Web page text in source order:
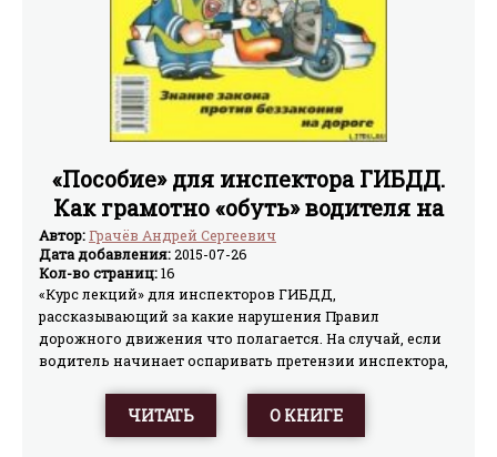
«Пособие» для инспектора ГИБДД.
Как грамотно «обуть» водителя на
дороге.
Автор:Грачёв Андрей Сергеевич
Дата добавления:2015-07-26
Кол-во страниц:16
«Курс лекций» для инспекторов ГИБДД,
рассказывающий за какие нарушения Правил
дорожного движения что полагается. На случай, если
водитель начинает оспаривать претензии инспектора,
примеры, как объяснить бедолаге, что он не прав. Книга
может быть полезна начинающим водителям,
ЧИТАТЬ О КНИГЕ